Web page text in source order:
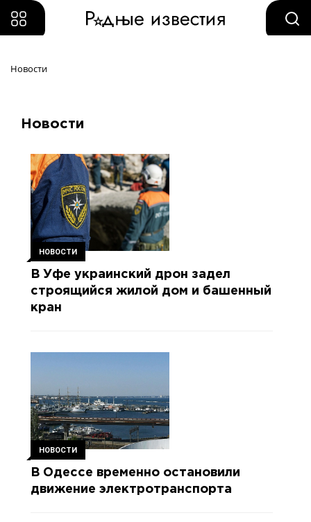
Новости
Новости
НОВОСТИ
В Уфе украинский дрон задел
строящийся жилой дом и башенный
кран
НОВОСТИ
В Одессе временно остановили
движение электротранспорта